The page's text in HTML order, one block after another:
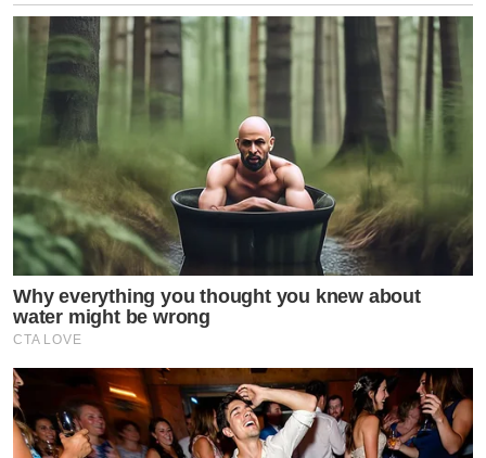
เธอเป็นคนที่เต็มที่ทุกบทบาท อยู่ในบทบาทการทำงานก็มุ่ง
มั่นตั้งใจ มีวินัย ในบทบาทแม่เธอให้ลูกแบบลูกสาวแทบสำลัก
ความสุข ให้ทั้งเวลาทั้งความรักความเอาใจใส่ และเธอก็มี
ทรรศนะคติที่ดีในการสอนลูก ลูกจึงเป็นเด็กดี เป็นเด็กธรรม
ดาๆ ที่มีความสุขมาก
ในบทบาทของการเป็นภรรยา เธอดูแลสามีตั้งแต่ปลายผม
ยันเล็บเท้า เหมือนดั่งภรรยาในยุครุ่นย่ารุ่นยาย ที่เราเคย
ได้ยินเรื่องราวเล่าขานเธอคืออภิชาตเมีย
(ดูแลผมว่าเหนื่อยแล้วเธอยังเผื่อแผ่ดูแลไปถึงครอบครัวและ
เครือญาติผมด้วย)
ในบทบาทเพื่อผู้อื่น เธอนั่งตอบแชทแม่ผู้มีบุตรยากวันละ
Why everything you thought you knew about
water might be wrong
CTA LOVE